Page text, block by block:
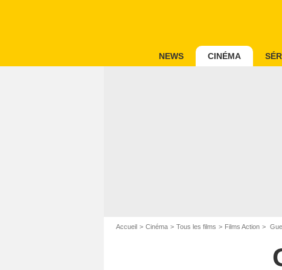
NEWS CINÉMA
Accueil Cinéma Tous les films Films Action